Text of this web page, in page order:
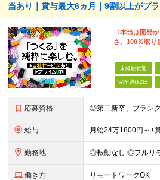
当あり｜賞与最大6ヵ月｜9割以上がプ
〈本当は開発
さ、100％取り
未経験歓迎
完全週休2日
応募資格
給与
勤務地
働き方 リモートワークOK